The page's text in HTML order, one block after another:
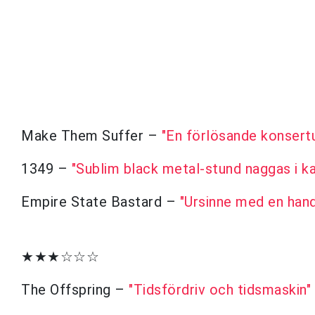
Make Them Suffer – "En förlösande
1349 – "Sublim black metal-stund naggas i
Empire State Bastard – "Ursinne med en
★★★☆☆☆
The Offspring – "Tidsfördriv och tidsmaskin"